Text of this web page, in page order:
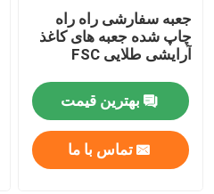
جعبه سفارشی راه راه
چاپ شده جعبه های کاغذ
آرایشی طلایی FSC
بهترین قیمت
تماس با ما